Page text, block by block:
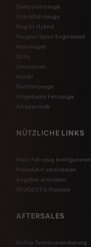
Elektrofahrzeuge
Hybridfahrzeuge
Plug-In Hybrid
Peugeot Sport Engineered
Kleinwagen
SUVs
Limousinen
Kombi
Nutzfahrzeuge
Umgebaute Fahrzeuge
Allradantrieb
NÜTZLICHE LINKS
Mein Fahrzeug konfigurieren
Probefahrt vereinbaren
Angebot anfordern
PEUGEOT E-Promise
AFTERSALES
Online Terminvereinbarung